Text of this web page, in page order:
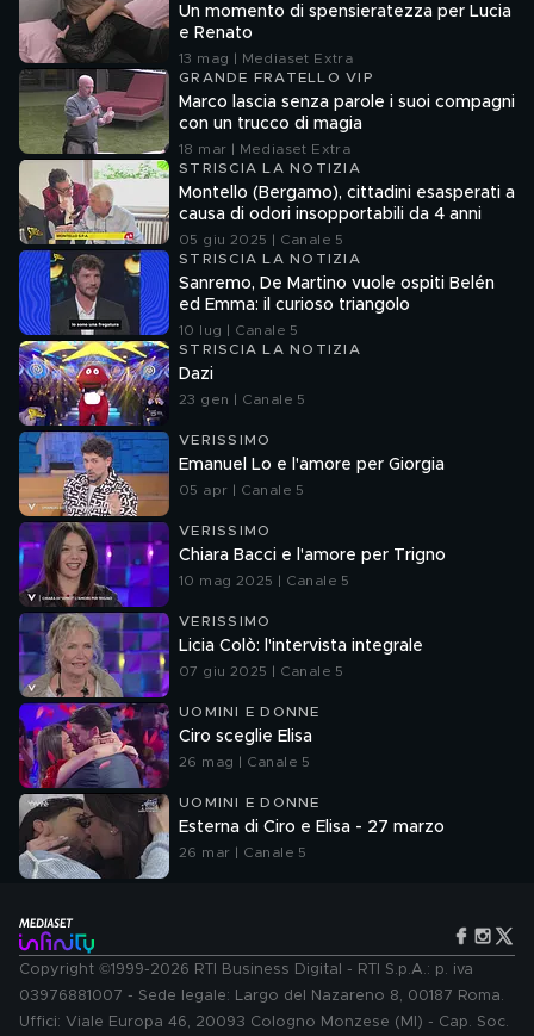
Un momento di spensieratezza per Lucia
e Renato
13 mag | Mediaset Extra
GRANDE FRATELLO VIP
Marco lascia senza parole i suoi compagni
con un trucco di magia
18 mar | Mediaset Extra
STRISCIA LA NOTIZIA
Montello (Bergamo), cittadini esasperati a
causa di odori insopportabili da 4 anni
05 giu 2025 | Canale 5
STRISCIA LA NOTIZIA
Sanremo, De Martino vuole ospiti Belén
ed Emma: il curioso triangolo
10 lug | Canale 5
STRISCIA LA NOTIZIA
Dazi
23 gen | Canale 5
VERISSIMO
Emanuel Lo e l'amore per Giorgia
05 apr | Canale 5
VERISSIMO
Chiara Bacci e l'amore per Trigno
10 mag 2025 | Canale 5
VERISSIMO
Licia Colò: l'intervista integrale
07 giu 2025 | Canale 5
UOMINI E DONNE
Ciro sceglie Elisa
26 mag | Canale 5
UOMINI E DONNE
Esterna di Ciro e Elisa - 27 marzo
26 mar | Canale 5
Copyright ©1999-2026 RTI Business Digital - RTI S.p.A.: p. iva
03976881007 - Sede legale: Largo del Nazareno 8, 00187 Roma.
Uffici: Viale Europa 46, 20093 Cologno Monzese (MI) - Cap. Soc.